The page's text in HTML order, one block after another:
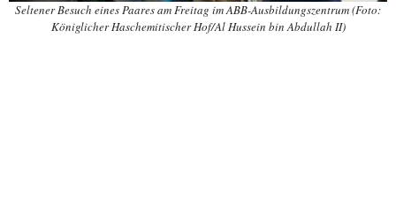
Seltener Besuch eines Paares am Freitag im ABB-Ausbildungszentrum (Foto:
Königlicher Haschemitischer Hof/Al Hussein bin Abdullah II)